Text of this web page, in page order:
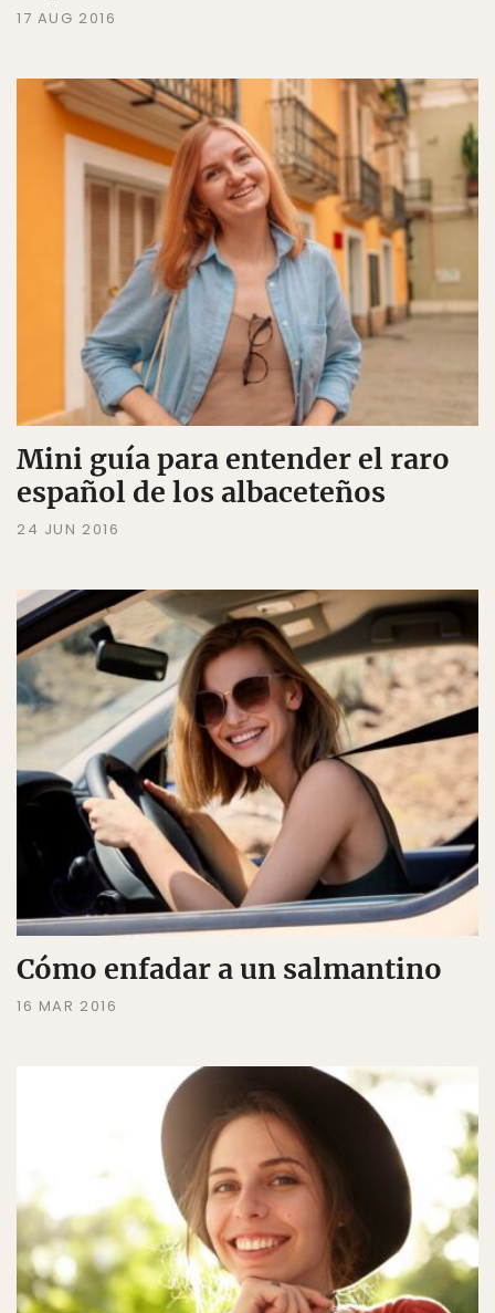
17 AUG 2016
Mini guía para entender el raro
español de los albaceteños
24 JUN 2016
Cómo enfadar a un salmantino
16 MAR 2016